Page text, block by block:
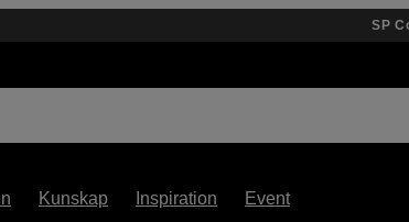
SP
Kunskap Inspiration Event